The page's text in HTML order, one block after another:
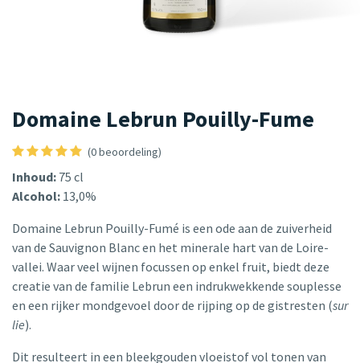
Domaine Lebrun Pouilly-Fume
(0 beoordeling)
Inhoud: 75 cl
Alcohol: 13,0%
Domaine Lebrun Pouilly-Fumé is een ode aan de zuiverheid
van de Sauvignon Blanc en het minerale hart van de Loire-
vallei. Waar veel wijnen focussen op enkel fruit, biedt deze
creatie van de familie Lebrun een indrukwekkende souplesse
en een rijker mondgevoel door de rijping op de gistresten (sur
lie).
Dit resulteert in een bleekgouden vloeistof vol tonen van